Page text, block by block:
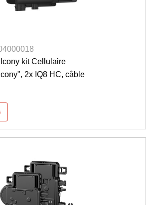
kit Cellulaire
2x IQ8 HC, câble